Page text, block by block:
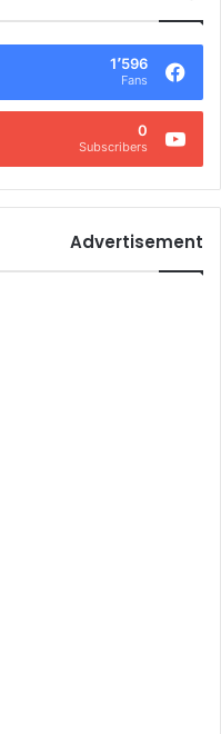
1٬596
Fans
0
Subscribers
Advertisement